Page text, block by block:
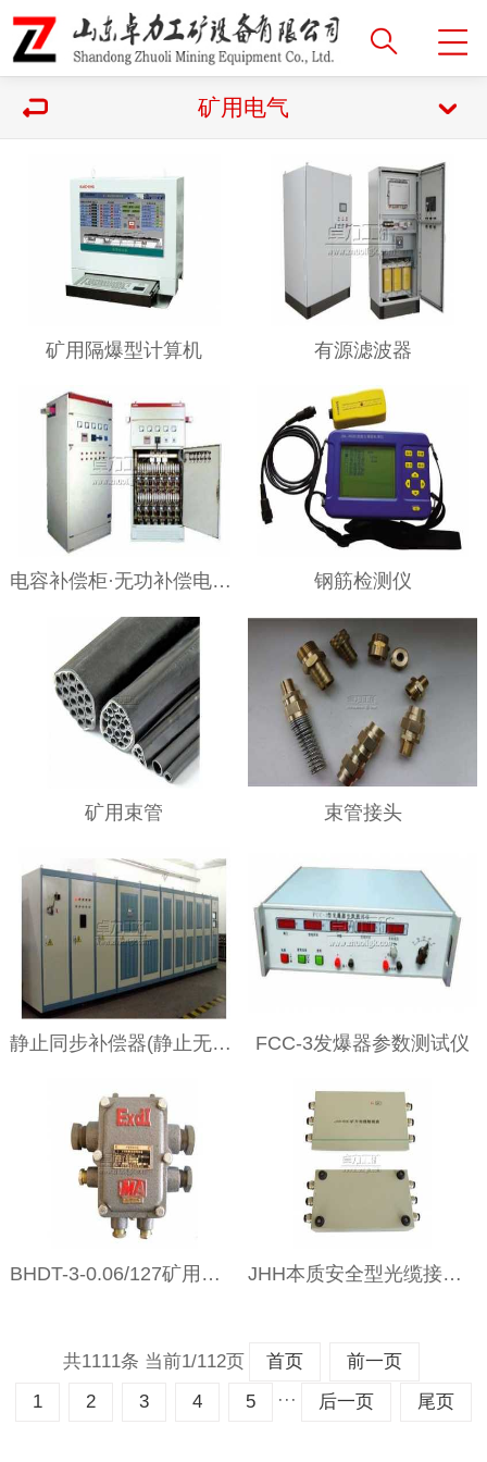
矿用电气
矿用隔爆型计算机 有源滤波器
电容补偿柜·无功补偿电容柜 钢筋检测仪
矿用束管 束管接头
静止同步补偿器(静止无功发生器SVG) FCC-3发爆器参数测试仪
BHDT-3-0.06/127矿用隔爆型通信电缆接线盒(原LJB-3型) JHH本质安全型光缆接线盒
共1111条 当前1/112页 首页
前一页
1
2 3 4 5 ··· 后一页 尾页